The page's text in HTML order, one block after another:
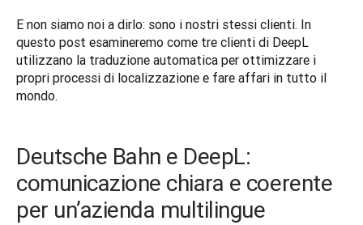
E non siamo noi a dirlo: sono i nostri stessi clienti. In
questo post esamineremo come tre clienti di DeepL
utilizzano la traduzione automatica per ottimizzare i
propri processi di localizzazione e fare affari in tutto il
mondo.
Deutsche Bahn e DeepL:
comunicazione chiara e coerente
per un’azienda multilingue